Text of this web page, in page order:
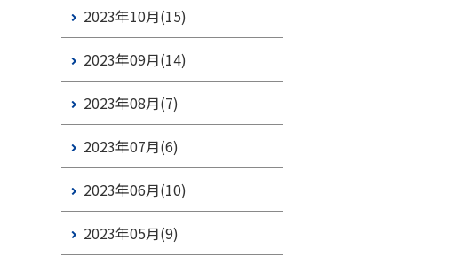
2023年10月(15)
2023年09月(14)
2023年08月(7)
2023年07月(6)
2023年06月(10)
2023年05月(9)